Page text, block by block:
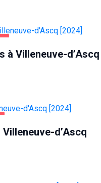
à Villeneuve-d’Ascq
d’Ascq